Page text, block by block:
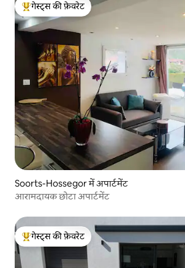
गेस्ट्स का टॉप फ़ेवरेट
गेस्ट्स की फ़ेवरेट
Soorts-Hossegor में अपार्टमेंट
आरामदायक छोटा अपार्टमेंट
गेस्ट्स का टॉप फ़ेवरेट
गेस्ट्स की फ़ेवरेट